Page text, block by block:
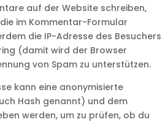
auf der Website schreiben,
im Kommentar-Formular
die IP-Adresse des Besuchers
(damit wird der Browser
von Spam zu unterstützen.
kann eine anonymisierte
Hash genannt) und dem
werden, um zu prüfen, ob du